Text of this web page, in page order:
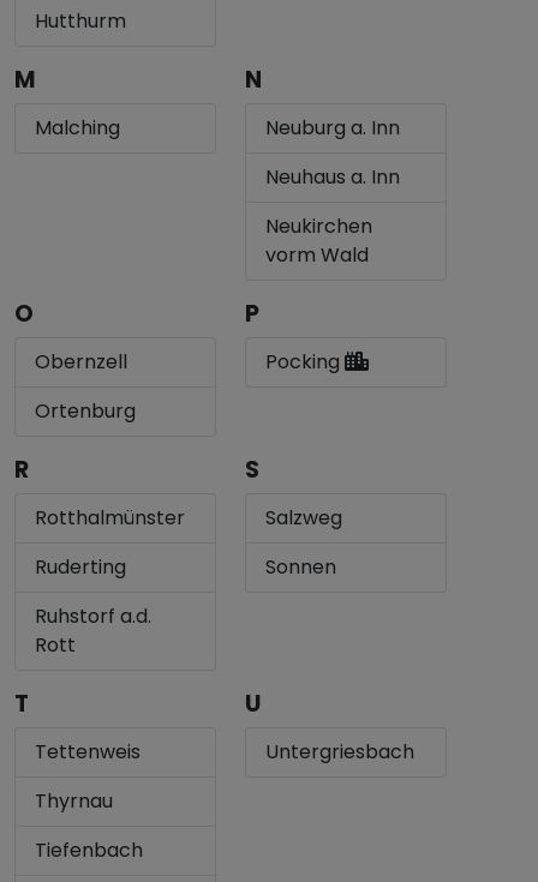
Hutthurm
M
Malching
N
Neuburg a. Inn
Neuhaus a. Inn
Neukirchen
vorm Wald
O
Obernzell
Ortenburg
P
Pocking
R
Rotthalmünster
Ruderting
Ruhstorf a.d.
Rott
S
Salzweg
Sonnen
T
Tettenweis
Thyrnau
Tiefenbach
U
Untergriesbach